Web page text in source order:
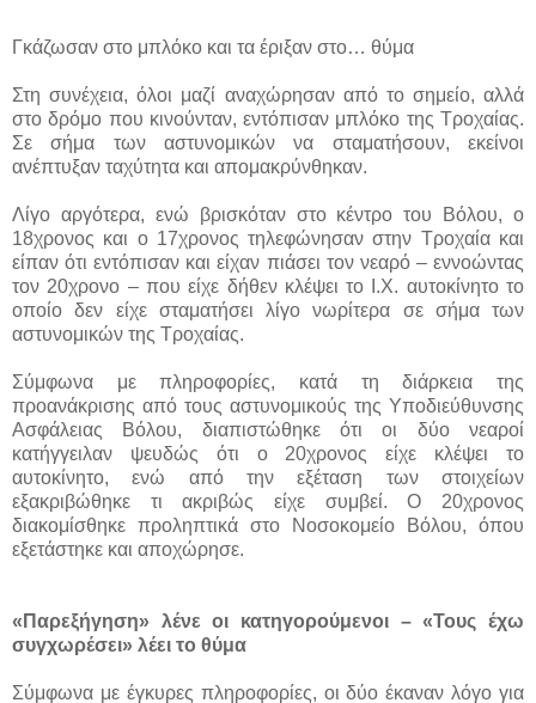
Γκάζωσαν στο μπλόκο και τα έριξαν στο… θύμα
Στη συνέχεια, όλοι μαζί αναχώρησαν από το σημείο, αλλά
στο δρόμο που κινούνταν, εντόπισαν μπλόκο της Τροχαίας.
Σε σήμα των αστυνομικών να σταματήσουν, εκείνοι
ανέπτυξαν ταχύτητα και απομακρύνθηκαν.
Λίγο αργότερα, ενώ βρισκόταν στο κέντρο του Βόλου, ο
18χρονος και ο 17χρονος τηλεφώνησαν στην Τροχαία και
είπαν ότι εντόπισαν και είχαν πιάσει τον νεαρό – εννοώντας
τον 20χρονο – που είχε δήθεν κλέψει το Ι.Χ. αυτοκίνητο το
οποίο δεν είχε σταματήσει λίγο νωρίτερα σε σήμα των
αστυνομικών της Τροχαίας.
Σύμφωνα με πληροφορίες, κατά τη διάρκεια της
προανάκρισης από τους αστυνομικούς της Υποδιεύθυνσης
Ασφάλειας Βόλου, διαπιστώθηκε ότι οι δύο νεαροί
κατήγγειλαν ψευδώς ότι ο 20χρονος είχε κλέψει το
αυτοκίνητο, ενώ από την εξέταση των στοιχείων
εξακριβώθηκε τι ακριβώς είχε συμβεί. Ο 20χρονος
διακομίσθηκε προληπτικά στο Νοσοκομείο Βόλου, όπου
εξετάστηκε και αποχώρησε.
«Παρεξήγηση» λένε οι κατηγορούμενοι – «Τους έχω
συγχωρέσει» λέει το θύμα
Σύμφωνα με έγκυρες πληροφορίες, οι δύο έκαναν λόγο για